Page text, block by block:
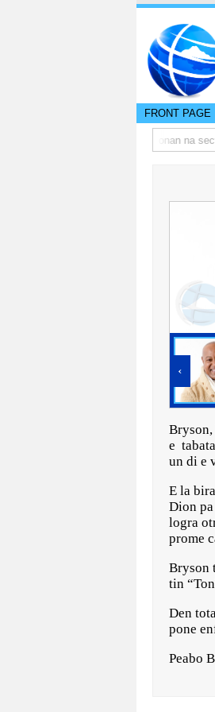
FRONT PAGE
Prestamonan na
‹
Bryson,
e
un di e
E la
Dion
logra
prome
Bryson
tin
Den
pone
Peabo